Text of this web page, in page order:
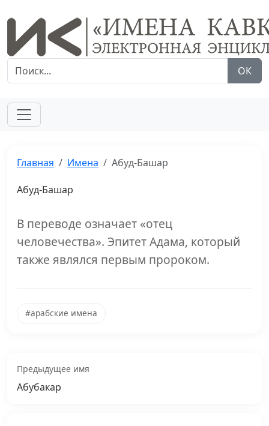
ОК
Главная Имена Абуд-Башар
Абуд-Башар
В переводе означает «отец
человечества». Эпитет Адама, который
также являлся первым пророком.
#арабские имена
Предыдущее имя
Абубакар